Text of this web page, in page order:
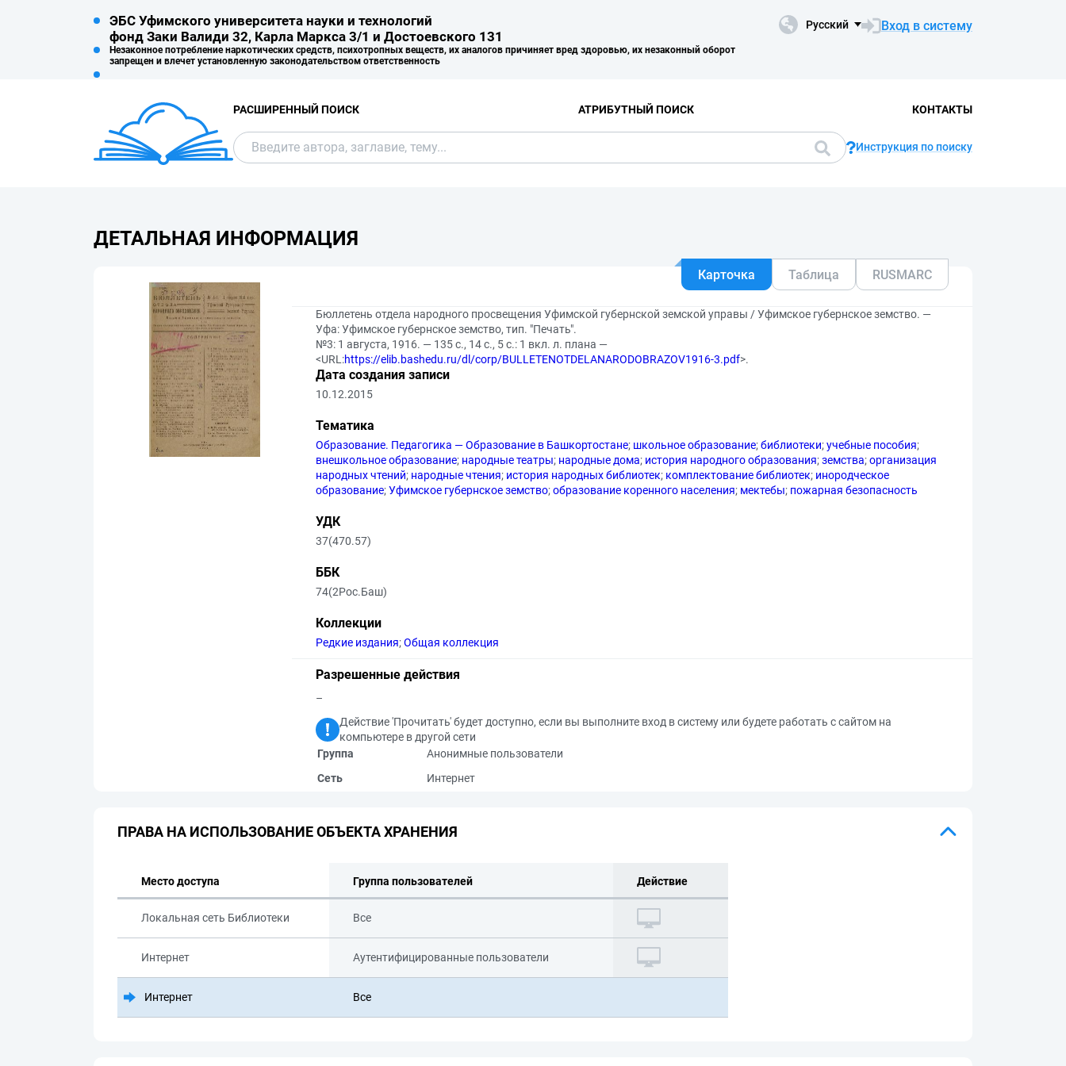
ЭБС Уфимского университета науки и технологий
фонд Заки Валиди 32, Карла Маркса 3/1 и Достоевского 131
Незаконное потребление наркотических средств, психотропных веществ, их аналогов причиняет вред здоровью, их незаконный оборот
запрещен и влечет установленную законодательством ответственность
Русский Вход в систему
РАСШИРЕННЫЙ ПОИСК АТРИБУТНЫЙ ПОИСК КОНТАКТЫ
Инструкция по поиску
ДЕТАЛЬНАЯ ИНФОРМАЦИЯ
Карточка Таблица RUSMARC
Бюллетень отдела народного просвещения Уфимской губернской земской управы / Уфимское губернское земство. —
Уфа: Уфимское губернское земство, тип. "Печать".
№3: 1 августа, 1916. — 135 с., 14 с., 5 с.: 1 вкл. л. плана —
<URL:https://elib.bashedu.ru/dl/corp/BULLETENOTDELANARODOBRAZOV1916-3.pdf>.
Дата создания записи
10.12.2015
Тематика
Образование. Педагогика — Образование в Башкортостане; школьное образование;библиотеки;учебные пособия;
внешкольное образование; народные театры; народные дома; история народного образования;земства;организация
народных чтений; народные чтения; история народных библиотек; комплектование библиотек; инородческое
образование;Уфимское губернское земство;образование коренного населения; мектебы; пожарная безопасность
УДК
37(470.57)
ББК
74(2Рос.Баш)
Коллекции
Редкие издания;Общая коллекция
Разрешенные действия
–
Действие 'Прочитать' будет доступно, если вы выполните вход в систему или будете работать с сайтом на
компьютере в другой сети
Группа
Анонимные пользователи
Сеть
Интернет
ПРАВА НА ИСПОЛЬЗОВАНИЕ ОБЪЕКТА ХРАНЕНИЯ
Место доступа Группа пользователей Действие
Локальная сеть Библиотеки Все
Интернет Аутентифицированные пользователи
Интернет Все